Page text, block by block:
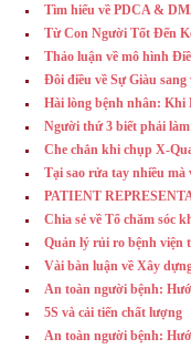
Tìm hiểu về PDCA &
Từ Con Người Tốt Đến
Thảo luận về mô hình
Đôi điều về Sự Giàu sang
Hài lòng bệnh nhân: Khi
Người thứ 3 biết phải làm
Che chắn khi chụp X-
Tại sao rửa tay nhiều
PATIENT
Chia sẻ về Tổ chăm sóc
Quản lý rủi ro bệnh viện
Vài bàn luận về Xây
An toàn người bệnh:
5S và cải tiến chất lượng
An toàn người bệnh: